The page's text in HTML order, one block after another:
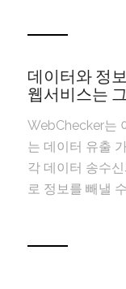
데이터와 정
웹서비스는
WebChecker는
는 데이터 유출
각 데이터 송수
로 정보를 빼낼